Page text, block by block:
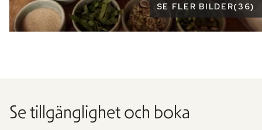
SE FLER BILDER(36)
Se tillgänglighet och boka